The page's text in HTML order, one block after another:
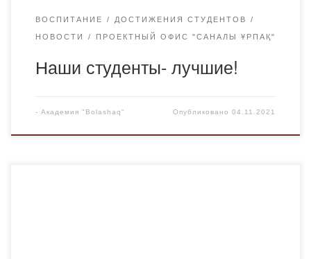
ВОСПИТАНИЕ ДОСТИЖЕНИЯ СТУДЕНТОВ
НОВОСТИ ПРОЕКТНЫЙ ОФИС "САНАЛЫ ҰРПАҚ"
Наши студенты- лучшие!
- Академия "Bolashaq" Опубликовано04.11.2021